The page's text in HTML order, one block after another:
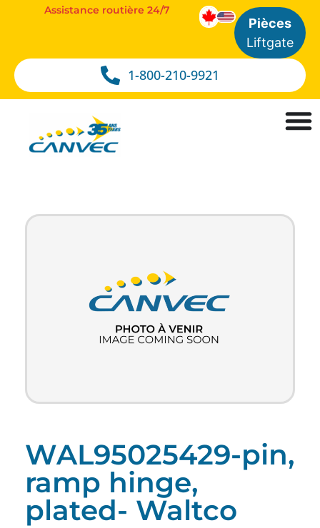
1-800-210-9921
Assistance routière 24/7
Pièces
Liftgate
WAL95025429-pin,
ramp hinge,
plated- Waltco